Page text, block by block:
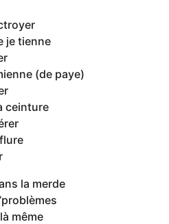
je tienne
(de paye)
ceinture
la merde
même